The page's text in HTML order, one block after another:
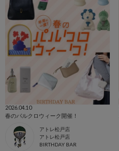
2026.04.10
春のパルクロウィーク開催！
アトレ松戸店
アトレ松戸店
BIRTHDAY BAR